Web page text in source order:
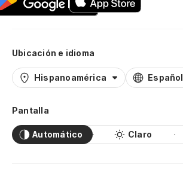
Ubicación e idioma
Hispanoamérica Español
Pantalla
Automático Claro